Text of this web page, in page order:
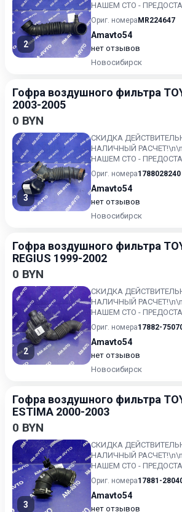
2
НАШЕМ СТО -
Ориг. номера MR224647
Amavto54
нет отзывов
Новосибирск
Гофра воздушного фильтра
2003-2005
0 BYN
3
СКИДКА
НАЛИЧНЫЙ
НАШЕМ СТО -
Ориг. номера1788028240
Amavto54
нет отзывов
Новосибирск
Гофра воздушного фильтра
REGIUS 1999-2002
0 BYN
2
СКИДКА
НАЛИЧНЫЙ
НАШЕМ СТО -
Ориг. номера17882-
Amavto54
нет отзывов
Новосибирск
Гофра воздушного фильтра
ESTIMA 2000-2003
0 BYN
3
СКИДКА
НАЛИЧНЫЙ
НАШЕМ СТО -
Ориг. номера17881-
Amavto54
нет отзывов